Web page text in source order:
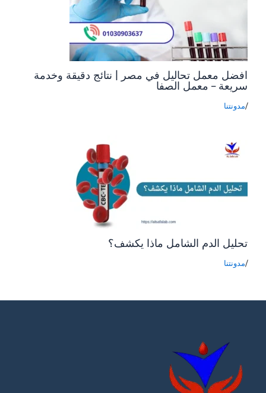
افضل معمل تحاليل في مصر | نتائج دقيقة وخدمة
سريعة – معمل الصفا
/مدونتنا
تحليل الدم الشامل ماذا يكشف؟
/مدونتنا